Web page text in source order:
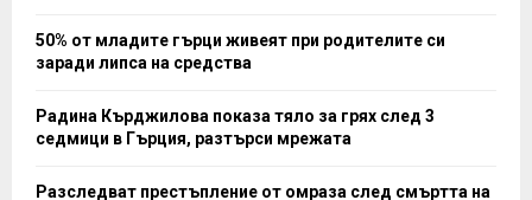
50% от младите гърци живеят при родителите си
заради липса на средства
Радина Кърджилова показа тяло за грях след 3
седмици в Гърция, разтърси мрежата
Разследват престъпление от омраза след смъртта на